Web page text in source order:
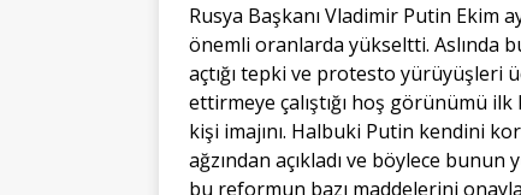
Rusya Başkanı Vladimir Putin Ekim
önemli oranlarda yükseltti. Aslında
açtığı tepki ve protesto yürüyüşleri
ettirmeye çalıştığı hoş görünümü ilk
kişi imajını. Halbuki Putin kendini
ağzından açıkladı ve böylece
bu reformun bazı maddelerini